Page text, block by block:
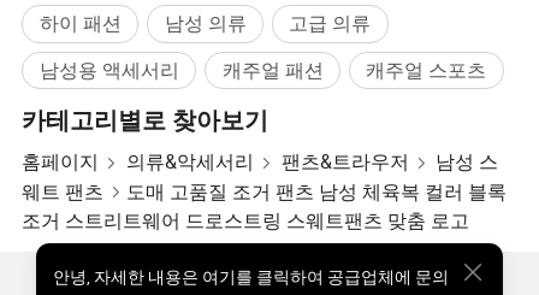
하이 패션 남성 의류
고급 의류
남성용 액세서리
캐주얼 패션 캐주얼 스포츠
카테고리별로 찾아보기
홈페이지 의류&악세서리 팬츠&트라우저
남성 스
웨트 팬츠
도매 고품질 조거 팬츠 남성 체육복 컬러 블록
조거 스트리트웨어 드로스트링 스웨트팬츠 맞춤 로고
안녕, 자세한 내용은 여기를 클릭하여 공급업체에 문의
핫한 제품 핫 제품 가격 도매 핫 제품 스타 바이어